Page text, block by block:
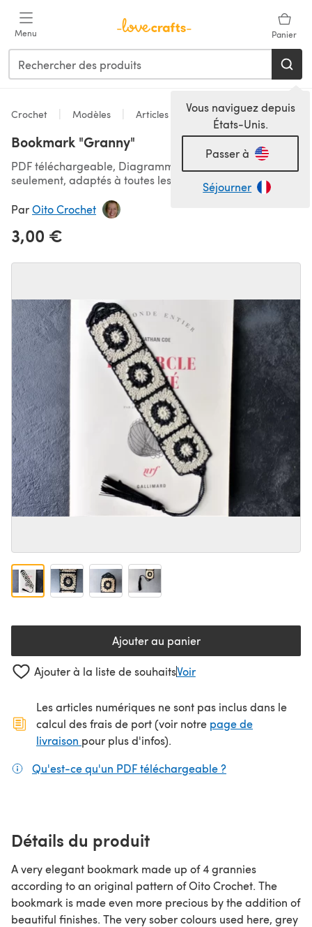
Menu Panier
Vous naviguez depuis
États-Unis.
Passer à
Séjourner
Crochet Modèles Articles pour la maison
Bookmark "Granny"
PDF téléchargeable, Diagrammes/graphiques
seulement, adaptés à toutes les langues
ParOito Crochet
3,00 €
Ajouter au panier
Ajouter à la liste de souhaitsVoir
Les articles numériques ne sont pas inclus dans le
calcul des frais de port (voir notre page de
livraison (s'ouvre dans un nouvel onglet)
pour plus d'infos).
Qu'est-ce qu'un PDF téléchargeable ?
Détails du produit
A very elegant bookmark made up of 4 grannies
according to an original pattern of Oito Crochet. The
bookmark is made even more precious by the addition of
beautiful finishes. The very sober colours used here, grey